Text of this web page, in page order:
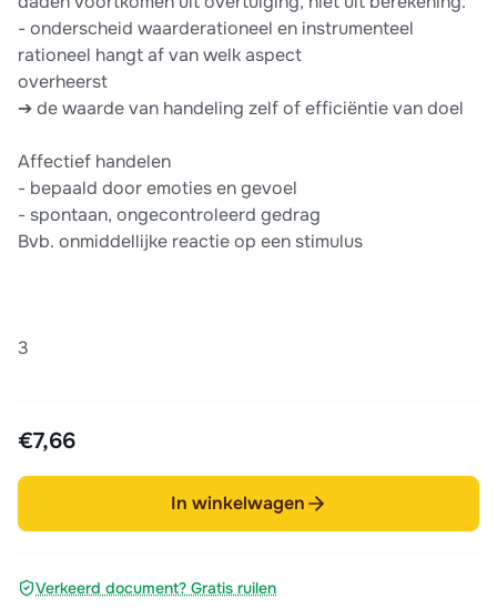
- onderscheid waarderationeel en instrumenteel
rationeel hangt af van welk aspect
overheerst
➔ de waarde van handeling zelf of efficiëntie van doel
Affectief handelen
- bepaald door emoties en gevoel
- spontaan, ongecontroleerd gedrag
Bvb. onmiddellijke reactie op een stimulus
3
€7,66
In winkelwagen
Verkeerd document? Gratis ruilen